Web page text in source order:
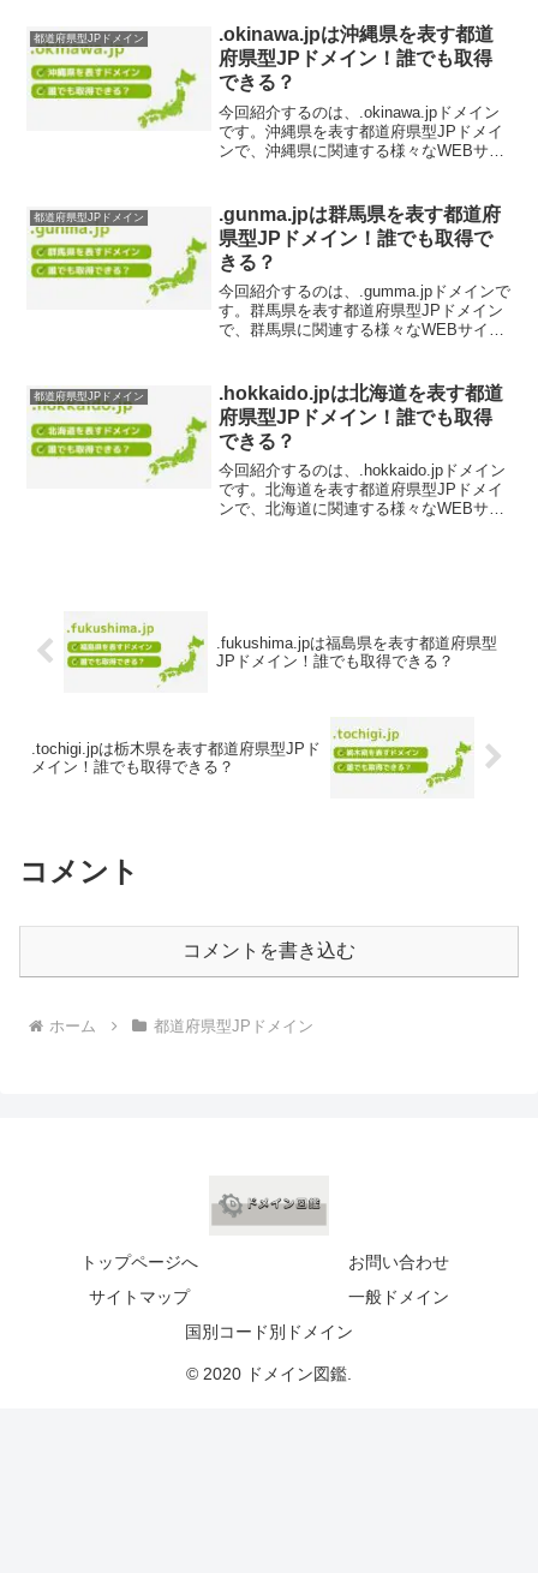
ックしてください。.fuku...
都道府県型JPドメイン
.okinawa.jpは沖縄県を表す都道
府県型JPドメイン！誰でも取得
できる？
今回紹介するのは、.okinawa.jpドメイン
です。沖縄県を表す都道府県型JPドメイ
ンで、沖縄県に関連する様々なWEBサイ
してください。.okinawa....
都道府県型JPドメイン
.gunma.jpは群馬県を表す都道府
県型JPドメイン！誰でも取得で
きる？
今回紹介するのは、.gumma.jpドメインで
す。群馬県を表す都道府県型JPドメイン
で、群馬県に関連する様々なWEBサイト
ください。.gumma.jpドメイン...
都道府県型JPドメイン
.hokkaido.jpは北海道を表す都道
府県型JPドメイン！誰でも取得
できる？
今回紹介するのは、.hokkaido.jpドメイン
です。北海道を表す都道府県型JPドメイ
ンで、北海道に関連する様々なWEBサイ
.fukushima.jpは福島県を表す都道府県型
JPドメイン！誰でも取得できる？
.tochigi.jpは栃木県を表す都道府県型JPド
メイン！誰でも取得できる？
コメント
コメントを書き込む
ホーム 都道府県型JPドメイン
トップページへ
お問い合わせ
サイトマップ
一般ドメイン
国別コード別ドメイン
© 2020 ドメイン図鑑.